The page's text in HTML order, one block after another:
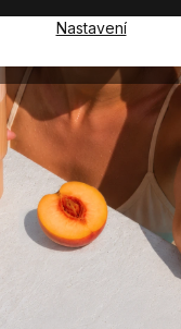
Nastavení
19 g bílkovin v
příchutě.